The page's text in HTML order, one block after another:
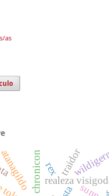
as
realeza
chronicon rex traidor